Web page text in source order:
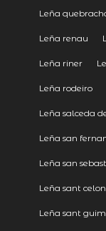
Leña
Leña renau
Leña riner
Leña rodeiro
Leña salceda
Leña san
Leña san
Leña sant
Leña sant